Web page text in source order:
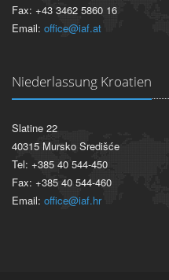
Fax: +43 3462 5860 16
Email: office@iaf.at
Niederlassung Kroatien
Slatine 22
40315 Mursko Središće
Tel: +385 40 544-450
Fax: +385 40 544-460
Email: office@iaf.hr